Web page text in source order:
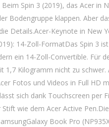
Spin 3 (2019), das Acer in
Bodengruppe klappen. Aber
Details.Acer-Keynote in New
14-Zoll-FormatDas Spin 3
ein 14-Zoll-Convertible. Für
1,7 Kilogramm nicht zu
Fotos und Videos in Full HD
sich dank Touchscreen per
Stift wie dem Acer Active
Book Pro